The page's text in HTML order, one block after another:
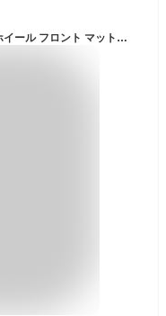
Riderz Cafe(ライダーズカフェ) 700C X5ホイール フロント マットブラック 700C フロントホイール リム幅100mm